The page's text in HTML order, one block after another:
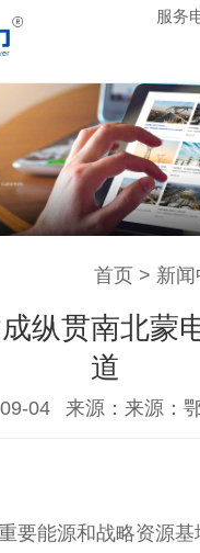
服务
首页> 新
纵贯南北蒙
道
04 来源：来源：